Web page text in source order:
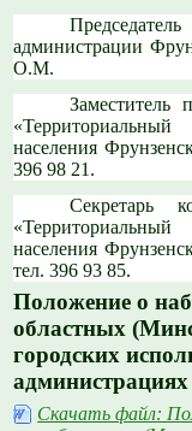
администрации
О.М.
Заместитель
населения
396 98 21.
Секретарь
населения
тел. 396 93 85.
Положение о
областных
городских
администрациях
Скачать файл: